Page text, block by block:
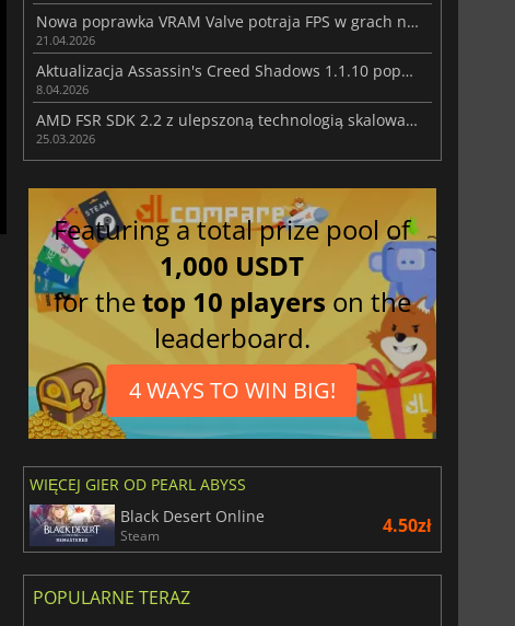
Nowa poprawka VRAM Valve potraja FPS w grach na AMD RX 6500 XT
21.04.2026
Aktualizacja Assassin's Creed Shadows 1.1.10 poprawia rozgrywkę
8.04.2026
AMD FSR SDK 2.2 z ulepszoną technologią skalowania i regeneracji promieni
25.03.2026
Featuring a total prize pool of
1,000 USDT
for thetop 10 players on the
leaderboard.
4 WAYS TO WIN BIG!
WIĘCEJ GIER OD PEARL ABYSS
Black Desert Online
Steam 4.50zł
POPULARNE TERAZ